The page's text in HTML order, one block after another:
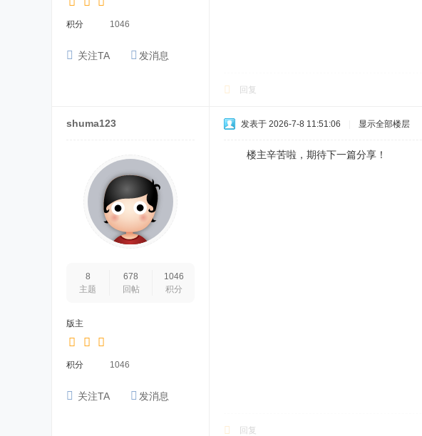
积分 1046
关注TA 发消息
回复
shuma123
8
主题
678
回帖
1046
积分
版主
积分 1046
关注TA 发消息
发表于 2026-7-8 11:51:06 显示全部楼层
楼主辛苦啦，期待下一篇分享！
回复